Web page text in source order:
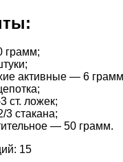
грамм;
активные — 6
ст. ложек;
стакана;
— 50 грамм.
15